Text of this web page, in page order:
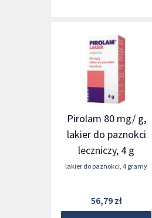
Pirolam 80 mg/ g,
lakier do paznokci
leczniczy, 4 g
lakier do paznokci,4 gramy
56,79 zł